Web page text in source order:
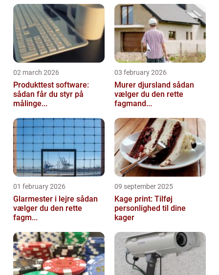
02 march 2026
Produkttest software:
sådan får du styr på
målinge...
03 february 2026
Murer djursland sådan
vælger du den rette
fagmand...
01 february 2026
Glarmester i lejre sådan
vælger du den rette
fagm...
09 september 2025
Kage print: Tilføj
personlighed til dine
kager